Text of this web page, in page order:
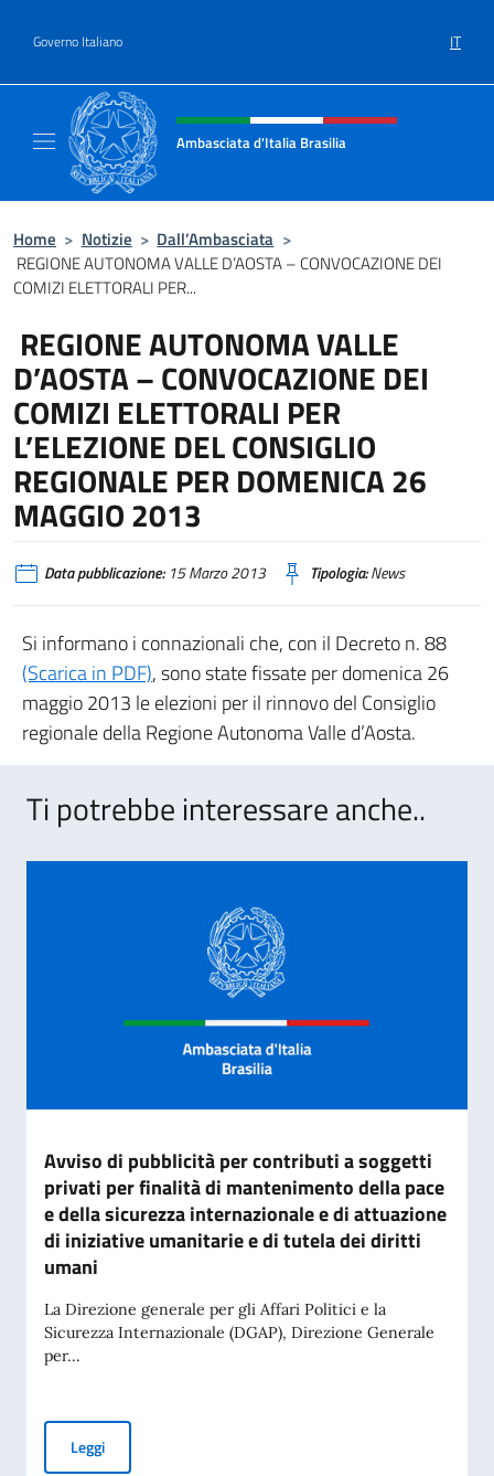
Governo Italiano IT
Intestazione sito, social e menù
Ambasciata d'Italia Brasilia
Home > Notizie > Dall’Ambasciata >
REGIONE AUTONOMA VALLE D’AOSTA – CONVOCAZIONE DEI
COMIZI ELETTORALI PER...
REGIONE AUTONOMA VALLE
D’AOSTA – CONVOCAZIONE DEI
COMIZI ELETTORALI PER
L’ELEZIONE DEL CONSIGLIO
REGIONALE PER DOMENICA 26
MAGGIO 2013
Data pubblicazione:15 Marzo 2013 Tipologia:News
Si informano i connazionali che, con il Decreto n. 88
(Scarica in PDF), sono state fissate per domenica 26
maggio 2013 le elezioni per il rinnovo del Consiglio
regionale della Regione Autonoma Valle d’Aosta.
Ti potrebbe interessare anche..
Avviso di pubblicità per contributi a soggetti
privati per finalità di mantenimento della pace
e della sicurezza internazionale e di attuazione
di iniziative umanitarie e di tutela dei diritti
umani
La Direzione generale per gli Affari Politici e la
Sicurezza Internazionale (DGAP), Direzione Generale
per...
LeggiAvviso di pubblicità per contributi a soggetti privati per